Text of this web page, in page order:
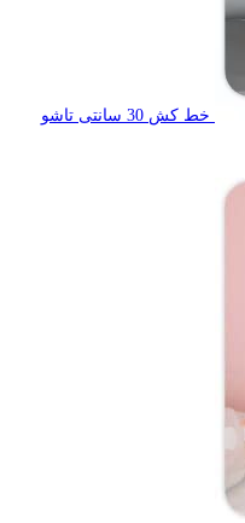
خط کش 30 سانتی تاشو